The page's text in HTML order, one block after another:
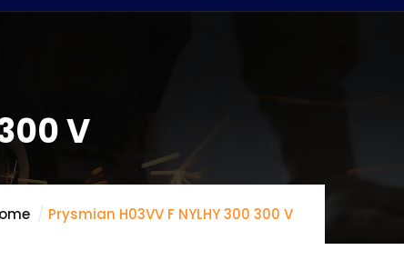
V
Prysmian H03VV F NYLHY 300 300 V